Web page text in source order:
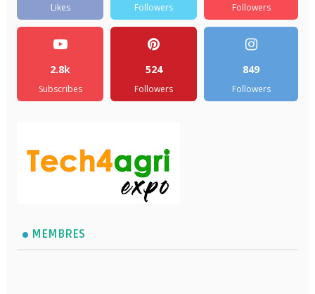
Likes Followers Followers
2.8k
Subscribes
524
Followers
849
Followers
MEMBRES